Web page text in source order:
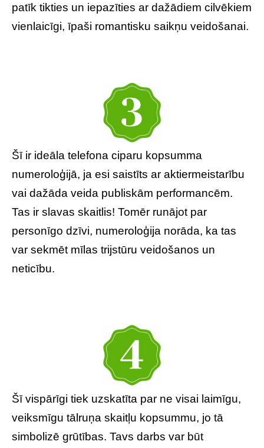
patīk tikties un iepazīties ar dažādiem cilvēkiem
vienlaicīgi, īpaši romantisku saikņu veidošanai.
Šī ir ideāla telefona ciparu kopsumma
numeroloģijā, ja esi saistīts ar aktiermeistarību
vai dažāda veida publiskām performancēm.
Tas ir slavas skaitlis! Tomēr runājot par
personīgo dzīvi, numeroloģija norāda, ka tas
var sekmēt mīlas trijstūru veidošanos un
neticību.
Šī vispārīgi tiek uzskatīta par ne visai laimīgu,
veiksmīgu tālruņa skaitļu kopsummu, jo tā
simbolizē grūtības. Tavs darbs var būt